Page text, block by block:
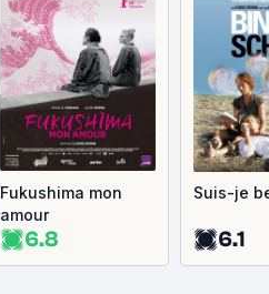
Fukushima mon
amour
6.8
Suis-je
6.1